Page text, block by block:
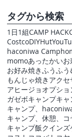
タグから検索
1日1組CAMP HACK
CostcoDIYHut
haconiwa Camp
momoあったかいお
お好み焼きふうふう
もんじゃ焼き アクセ
アヒージョ オプショ
ガゼボキャンプキ
キャンプ、
キャンプ、休憩、
キャンプ飯クインズ